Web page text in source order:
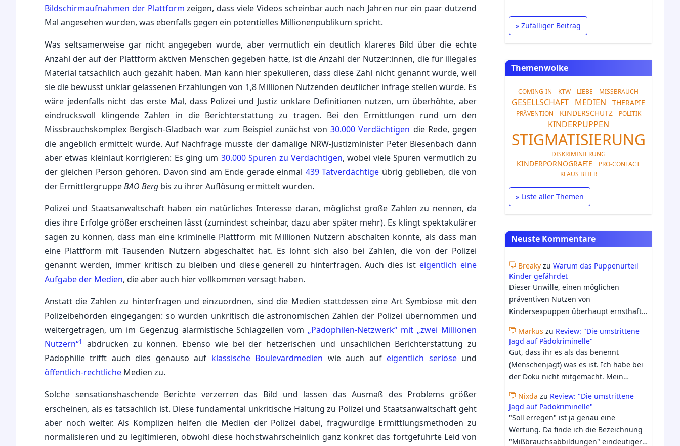
Bildschirmaufnahmen der Plattform zeigen, dass viele Videos scheinbar auch nach Jahren nur ein paar dutzend
Mal angesehen wurden, was ebenfalls gegen ein potentielles Millionenpublikum spricht.
Was seltsamerweise gar nicht angegeben wurde, aber vermutlich ein deutlich klareres Bild über die echte
Anzahl der auf der Plattform aktiven Menschen gegeben hätte, ist die Anzahl der Nutzer:innen, die für illegales
Material tatsächlich auch gezahlt haben. Man kann hier spekulieren, dass diese Zahl nicht genannt wurde, weil
sie die bewusst unklar gelassenen Erzählungen von 1,8 Millionen Nutzenden deutlicher infrage stellen würde. Es
wäre jedenfalls nicht das erste Mal, dass Polizei und Justiz unklare Definitionen nutzen, um überhöhte, aber
eindrucksvoll klingende Zahlen in die Berichterstattung zu tragen. Bei den Ermittlungen rund um den
Missbrauchskomplex Bergisch-Gladbach war zum Beispiel zunächst von30.000 Verdächtigen die Rede, gegen
die angeblich ermittelt wurde. Auf Nachfrage musste der damalige NRW-Justizminister Peter Biesenbach dann
aber etwas kleinlaut korrigieren: Es ging um 30.000 Spuren zu Verdächtigen, wobei viele Spuren vermutlich zu
der gleichen Person gehören. Davon sind am Ende gerade einmal 439 Tatverdächtige übrig geblieben, die von
der ErmittlergruppeBAO Berg bis zu ihrer Auflösung ermittelt wurden.
Polizei und Staatsanwaltschaft haben ein natürliches Interesse daran, möglichst große Zahlen zu nennen, da
dies ihre Erfolge größer erscheinen lässt (zumindest scheinbar, dazu aber später mehr). Es klingt spektakulärer
sagen zu können, dass man eine kriminelle Plattform mit Millionen Nutzern abschalten konnte, als dass man
eine Plattform mit Tausenden Nutzern abgeschaltet hat. Es lohnt sich also bei Zahlen, die von der Polizei
genannt werden, immer kritisch zu bleiben und diese generell zu hinterfragen. Auch dies ist eigentlich eine
Aufgabe der Medien, die aber auch hier vollkommen versagt haben.
Anstatt die Zahlen zu hinterfragen und einzuordnen, sind die Medien stattdessen eine Art Symbiose mit den
Polizeibehörden eingegangen: so wurden unkritisch die astronomischen Zahlen der Polizei übernommen und
weitergetragen, um im Gegenzug alarmistische Schlagzeilen vom „Pädophilen-Netzwerk“ mit „zwei Millionen
Nutzern“1
abdrucken zu können. Ebenso wie bei der hetzerischen und unsachlichen Berichterstattung zu
Pädophilie trifft auch dies genauso auf klassische Boulevardmedien wie auch auf eigentlich seriöseund
öffentlich-rechtliche Medien zu.
Solche sensationshaschende Berichte verzerren das Bild und lassen das Ausmaß des Problems größer
erscheinen, als es tatsächlich ist. Diese fundamental unkritische Haltung zu Polizei und Staatsanwaltschaft geht
aber noch weiter. Als Komplizen helfen die Medien der Polizei dabei, fragwürdige Ermittlungsmethoden zu
normalisieren und zu legitimieren, obwohl diese höchstwahrscheinlich ganz konkret das fortgeführte Leid von
» Zufälliger Beitrag
Themenwolke
COMING-IN KTW LIEBE MISSBRAUCH
GESELLSCHAFT MEDIEN THERAPIE
PRÄVENTION KINDERSCHUTZ POLITIK
KINDERPUPPEN
STIGMATISIERUNG
DISKRIMINIERUNG
KINDERPORNOGRAFIE
PRO-CONTACT
KLAUS BEIER
» Liste aller Themen
Neuste Kommentare
Breaky zu Warum das Puppenurteil
Kinder gefährdet
Dieser Unwille, einen möglichen
präventiven Nutzen von
Kindersexpuppen überhaupt ernsthaft
in Erwägung zu ziehen, offenbart,
worum es bei dem Verbot eigentlich
geht: nicht um den Schutz von Kindern,
sondern um den Schutz der Gefühle der
erwachsenen gesellschaftlichen
Mehrheit, sich mit unangenehmen
Vorstellungen wie einer
therapeutischen Nutzung von
Kindersexpuppen auseinandersetzen zu
müssen, die bei ihnen Ekel und Abscheu
Markus zu Review: "Die umstrittene
Jagd auf Pädokriminelle"
Gut, dass ihr es als das benennt
(Menschenjagt) was es ist. Ich habe bei
der Doku nicht mitgemacht. Mein
Bauchgefühl hielt mich davon ab. Ich
bin froh, dass Georgs Differenzierung
trotzdem etwas Raum in der Doku
bekommen hat.
Nixda zu Review: "Die umstrittene
Jagd auf Pädokriminelle"
"Soll erregen" ist ja genau eine
Wertung. Da finde ich die Bezeichnung
"Mißbrauchsabbildungen" eindeutiger: